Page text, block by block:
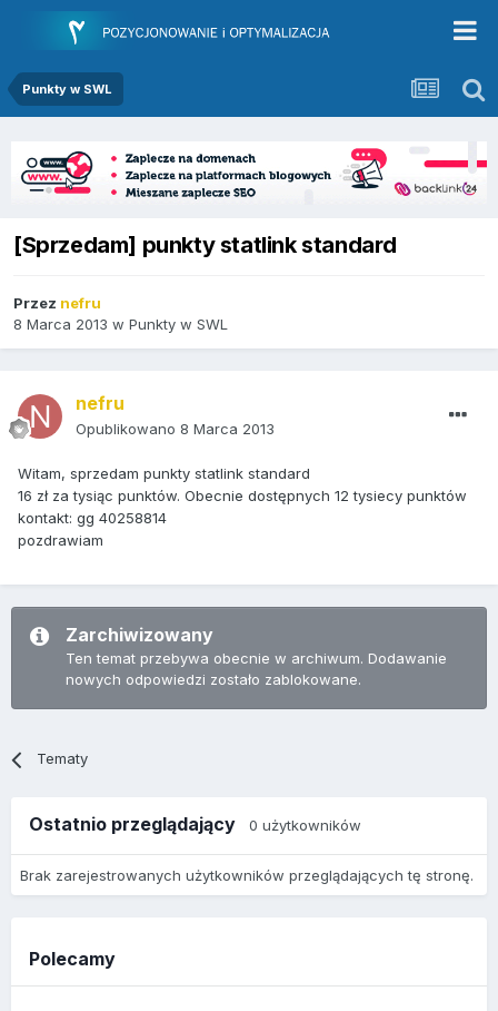
Punkty w SWL
[Sprzedam] punkty statlink standard
Przez nefru
8 Marca 2013 w Punkty w SWL
nefru
Opublikowano 8 Marca 2013
Witam, sprzedam punkty statlink standard
16 zł za tysiąc punktów. Obecnie dostępnych 12 tysiecy punktów
kontakt: gg 40258814
pozdrawiam
Zarchiwizowany
Ten temat przebywa obecnie w archiwum. Dodawanie
nowych odpowiedzi zostało zablokowane.
Tematy
Ostatnio przeglądający 0 użytkowników
Brak zarejestrowanych użytkowników przeglądających tę stronę.
Polecamy